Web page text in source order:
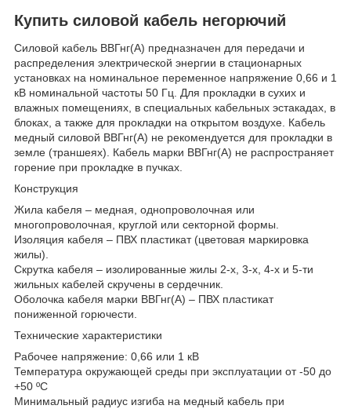
Купить силовой кабель негорючий
Силовой кабель ВВГнг(А) предназначен для передачи и
распределения электрической энергии в стационарных
установках на номинальное переменное напряжение 0,66 и 1
кВ номинальной частоты 50 Гц. Для прокладки в сухих и
влажных помещениях, в специальных кабельных эстакадах, в
блоках, а также для прокладки на открытом воздухе. Кабель
медный силовой ВВГнг(А) не рекомендуется для прокладки в
земле (траншеях). Кабель марки ВВГнг(А) не распространяет
горение при прокладке в пучках.
Конструкция
Жила кабеля – медная, однопроволочная или
многопроволочная, круглой или секторной формы.
Изоляция кабеля – ПВХ пластикат (цветовая маркировка
жилы).
Скрутка кабеля – изолированные жилы 2-х, 3-х, 4-х и 5-ти
жильных кабелей скручены в сердечник.
Оболочка кабеля марки ВВГнг(А) – ПВХ пластикат
пониженной горючести.
Технические характеристики
Рабочее напряжение: 0,66 или 1 кВ
Температура окружающей среды при эксплуатации от -50 до
+50 ºС
Минимальный радиус изгиба на медный кабель при